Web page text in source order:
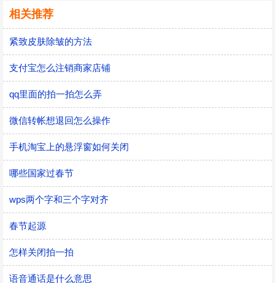
相关推荐
紧致皮肤除皱的方法
支付宝怎么注销商家店铺
qq里面的拍一拍怎么弄
微信转帐想退回怎么操作
手机淘宝上的悬浮窗如何关闭
哪些国家过春节
wps两个字和三个字对齐
春节起源
怎样关闭拍一拍
语音通话是什么意思